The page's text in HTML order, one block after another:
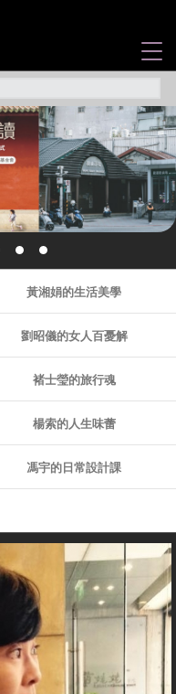
黃湘娟的生活美學
劉昭儀的女人百憂解
褚士瑩的旅行魂
楊索的人生味蕾
馮宇的日常設計課